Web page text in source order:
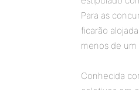
Para as
ficarão
menos de um
Conhecida